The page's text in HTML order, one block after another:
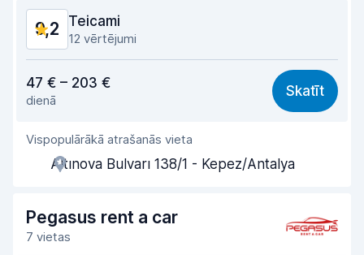
9,2 Teicami
12 vērtējumi
9,1
Viegli atrast 9,3
Aģentu atbalsts
Saņemšanas ātrums
Nodošanas ātrums
47 € – 203 €
dienā
Skatīt
Vispopulārākā atrašanās vieta
Altınova Bulvarı 138/1 - Kepez/Antalya
Pegasus rent a car
7 vietas